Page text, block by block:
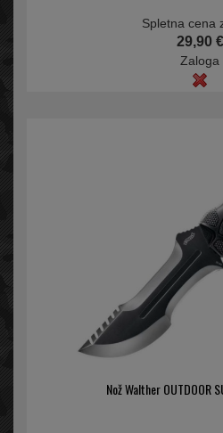
Spletna cena
29,90 €
Zaloga
Nož Walther OUTDOOR